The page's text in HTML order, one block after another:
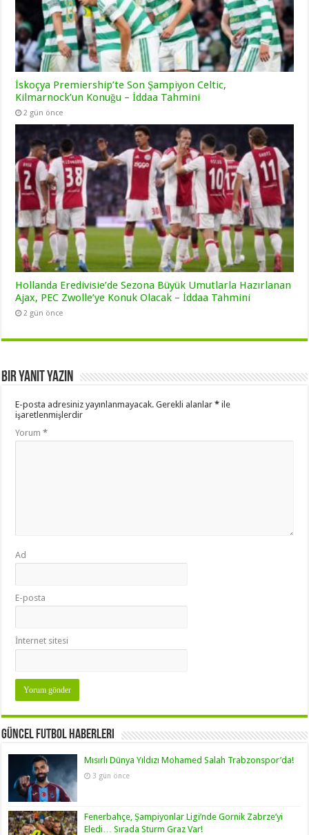
İskoçya Premiership’te Son Şampiyon Celtic,
Kilmarnock’un Konuğu – İddaa Tahmini
2 gün önce
Hollanda Eredivisie’de Sezona Büyük Umutlarla Hazırlanan
Ajax, PEC Zwolle’ye Konuk Olacak – İddaa Tahmini
2 gün önce
Bir yanıt yazın
E-posta adresiniz yayınlanmayacak. Gerekli alanlar* ile
işaretlenmişlerdir
Yorum*
Ad
E-posta
İnternet sitesi
Güncel Futbol Haberleri
Mısırlı Dünya Yıldızı Mohamed Salah Trabzonspor’da!
3 gün önce
Fenerbahçe, Şampiyonlar Ligi’nde Gornik Zabrze’yi
Eledi… Sırada Sturm Graz Var!